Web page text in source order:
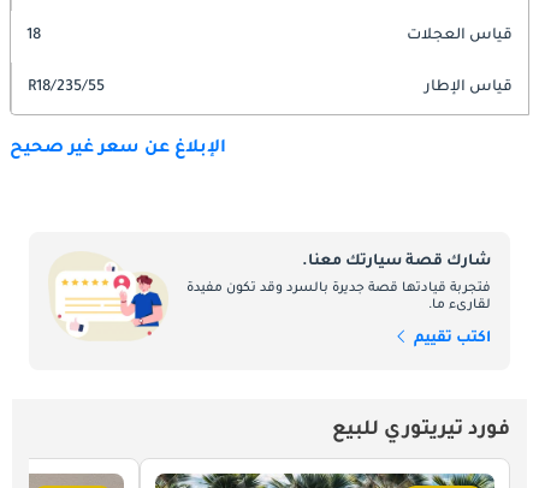
قياس العجلات 18
قياس الإطار 235/55/R18
الإبلاغ عن سعر غير صحيح
شارك قصة سيارتك معنا.
فتجربة قيادتها قصة جديرة بالسرد وقد تكون مفيدة
لقارىء ما.
اكتب تقييم
فورد تيريتوري للبيع